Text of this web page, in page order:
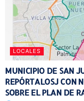
LOCALES
MUNICIPIO DE SAN
REPÓRTALOSJ CON
SOBRE EL PLAN DE